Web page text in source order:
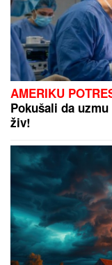
AMERIKU
Pokušali da
živ!